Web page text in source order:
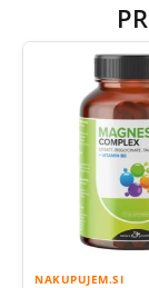
NAKUPUJEM.SI